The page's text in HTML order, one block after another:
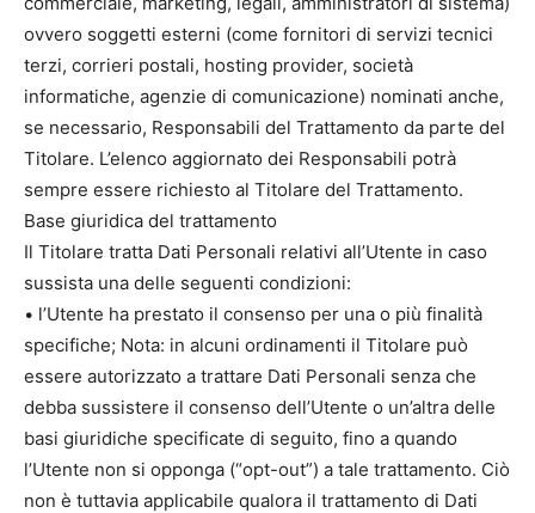
ovvero soggetti esterni (come fornitori di servizi tecnici
terzi, corrieri postali, hosting provider, società
informatiche, agenzie di comunicazione) nominati anche,
se necessario, Responsabili del Trattamento da parte del
Titolare. L’elenco aggiornato dei Responsabili potrà
sempre essere richiesto al Titolare del Trattamento.
Base giuridica del trattamento
Il Titolare tratta Dati Personali relativi all’Utente in caso
sussista una delle seguenti condizioni:
• l’Utente ha prestato il consenso per una o più finalità
specifiche; Nota: in alcuni ordinamenti il Titolare può
essere autorizzato a trattare Dati Personali senza che
debba sussistere il consenso dell’Utente o un’altra delle
basi giuridiche specificate di seguito, fino a quando
l’Utente non si opponga (“opt-out”) a tale trattamento. Ciò
non è tuttavia applicabile qualora il trattamento di Dati